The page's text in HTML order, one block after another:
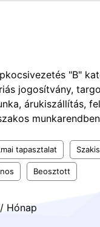
"B"
jogosítvány,
árukiszállítás,
tapasztalat
Beosztott
Hónap